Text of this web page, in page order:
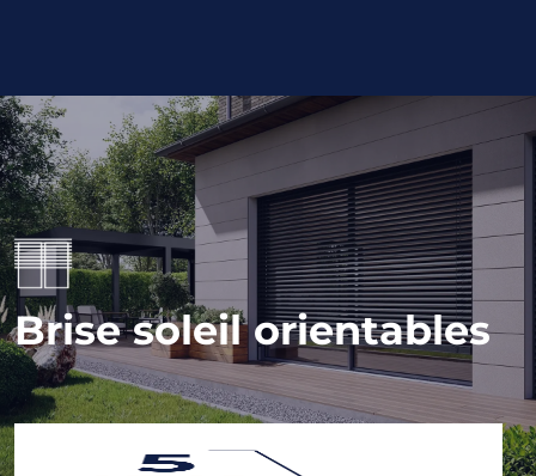
Brise soleil orientables